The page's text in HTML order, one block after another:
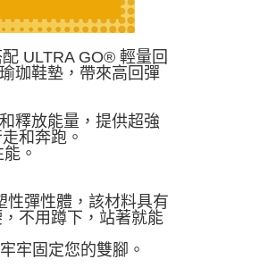
ULTRA GO® 輕量回
珈鞋墊，帶來高回彈
釋放能量，提供超強
和奔跑。
。
彈性體，該材料具有
不用蹲下，站著就能
牢固定您的雙腳。